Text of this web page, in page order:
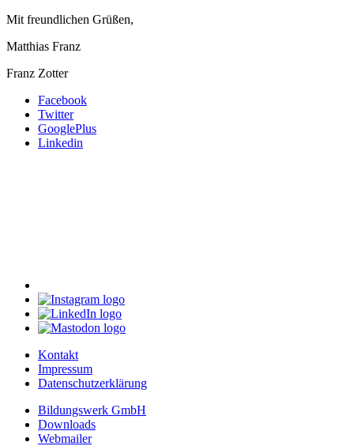
Mit freundlichen Grüßen,
Matthias Franz
Franz Zotter
Facebook
Twitter
GooglePlus
Linkedin
Kontakt
Impressum
Datenschutzerklärung
Bildungswerk GmbH
Downloads
Webmailer